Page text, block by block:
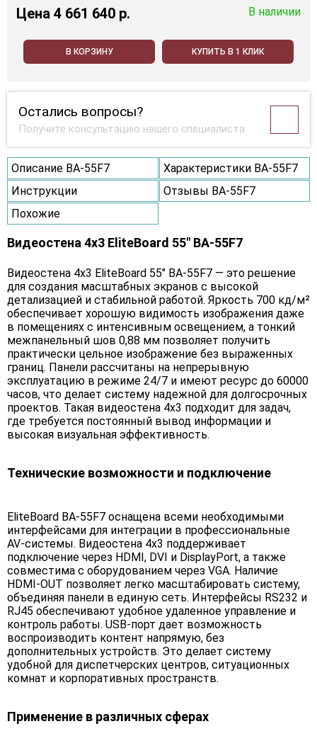
Цена 4 661 640 p. В наличии
В КОРЗИНУ КУПИТЬ В 1 КЛИК
Остались вопросы?
Получите консультацию нашего специалиста
Описание BA-55F7
Характеристики BA-55F7
Инструкции
Отзывы BA-55F7
Похожие
Видеостена 4x3 EliteBoard 55" BA-55F7
Видеостена 4х3 EliteBoard 55" BA-55F7 — это решение
для создания масштабных экранов с высокой
детализацией и стабильной работой. Яркость 700 кд/м²
обеспечивает хорошую видимость изображения даже
в помещениях с интенсивным освещением, а тонкий
межпанельный шов 0,88 мм позволяет получить
практически цельное изображение без выраженных
границ. Панели рассчитаны на непрерывную
эксплуатацию в режиме 24/7 и имеют ресурс до 60000
часов, что делает систему надежной для долгосрочных
проектов. Такая видеостена 4х3 подходит для задач,
где требуется постоянный вывод информации и
высокая визуальная эффективность.
Технические возможности и подключение
EliteBoard BA-55F7 оснащена всеми необходимыми
интерфейсами для интеграции в профессиональные
AV-системы. Видеостена 4х3 поддерживает
подключение через HDMI, DVI и DisplayPort, а также
совместима с оборудованием через VGA. Наличие
HDMI-OUT позволяет легко масштабировать систему,
объединяя панели в единую сеть. Интерфейсы RS232 и
RJ45 обеспечивают удобное удаленное управление и
контроль работы. USB-порт дает возможность
воспроизводить контент напрямую, без
дополнительных устройств. Это делает систему
удобной для диспетчерских центров, ситуационных
комнат и корпоративных пространств.
Применение в различных сферах